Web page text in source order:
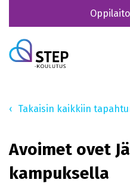
Takaisin kaikkiin
Avoimet ovet
kampuksella